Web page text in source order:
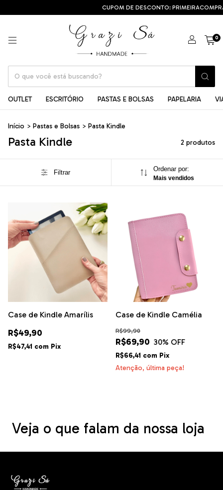
CUPOM DE DESCONTO:
0
OUTLET ESCRITÓRIO PASTAS E BOLSAS PAPELARIA
Início > Pastas e Bolsas > Pasta Kindle
Pasta Kindle 2 produtos
Filtrar Ordenar por:
Mais vendidos
Case de Kindle Amarílis
R$49,90
R$47,41 com Pix
Case de Kindle Camélia
R$69,90
R$99,90
30% OFF
R$66,41 com Pix
Atenção, última peça!
Veja o que falam da nossa loja